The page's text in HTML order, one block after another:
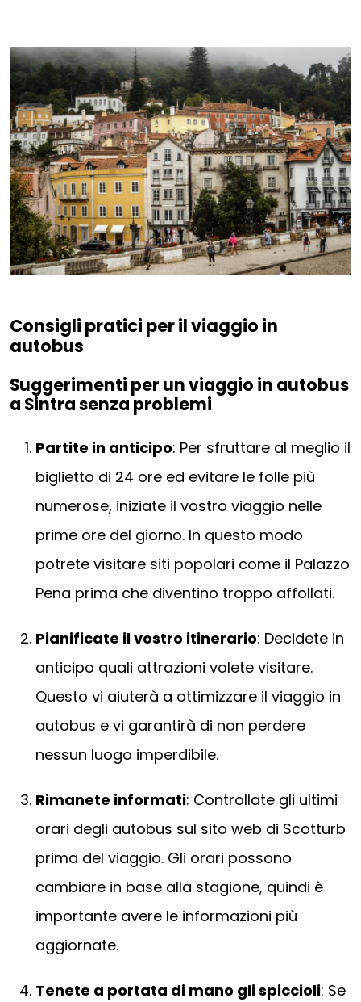
Consigli pratici per il viaggio in
autobus
Suggerimenti per un viaggio in autobus
a Sintra senza problemi
Partite in anticipo: Per sfruttare al meglio il
biglietto di 24 ore ed evitare le folle più
numerose, iniziate il vostro viaggio nelle
prime ore del giorno. In questo modo
potrete visitare siti popolari come il Palazzo
Pena prima che diventino troppo affollati.
Pianificate il vostro itinerario: Decidete in
anticipo quali attrazioni volete visitare.
Questo vi aiuterà a ottimizzare il viaggio in
autobus e vi garantirà di non perdere
nessun luogo imperdibile.
Rimanete informati: Controllate gli ultimi
orari degli autobus sul sito web di Scotturb
prima del viaggio. Gli orari possono
cambiare in base alla stagione, quindi è
importante avere le informazioni più
aggiornate.
Tenete a portata di mano gli spiccioli: Se